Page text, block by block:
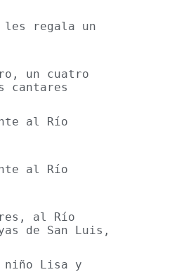
les regala un
un cuatro
cantares
al Río
al Río
al Río
de San Luis,
niño Lisa y